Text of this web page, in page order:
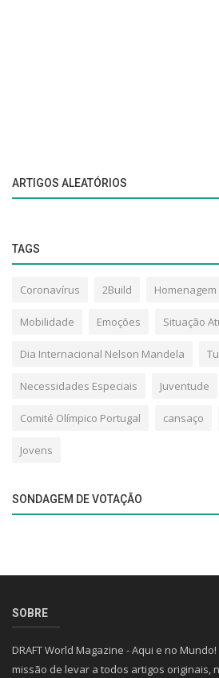
ARTIGOS ALEATÓRIOS
TAGS
Coronavírus 2Build Homenagem
Mobilidade Emoções Situação
Dia Internacional Nelson Mandela
Necessidades Especiais Juventude
Comité Olímpico Portugal cansaço
Jovens
SONDAGEM DE VOTAÇÃO
SOBRE
DRAFT World Magazine - Aqui e no
missão de levar a todos artigos originais,